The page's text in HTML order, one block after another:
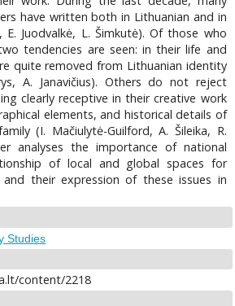
have written both in Lithuanian and in
E. Juodvalkė, L. Šimkutė). Of those who
tendencies are seen: in their life and
quite removed from Lithuanian identity
A. Janavičius). Others do not reject
clearly receptive in their creative work
elements, and historical details of
(I. Mačiulytė-Guilford, A. Šileika, R.
analyses the importance of national
of local and global spaces for
their expression of these issues in
Studies
content/2218